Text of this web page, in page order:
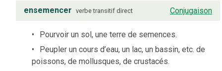
ensemencer verbe transitif direct Conjugaison
Pourvoir un sol, une terre de semences.
Peupler un cours d’eau, un lac, un bassin, etc. de
poissons, de mollusques, de crustacés.